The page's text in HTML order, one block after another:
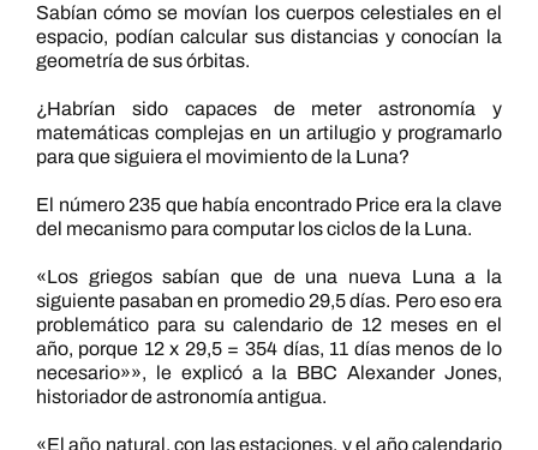
Sabían cómo se movían los cuerpos celestiales en el
espacio, podían calcular sus distancias y conocían la
geometría de sus órbitas.
¿Habrían sido capaces de meter astronomía y
matemáticas complejas en un artilugio y programarlo
para que siguiera el movimiento de la Luna?
El número 235 que había encontrado Price era la clave
del mecanismo para computar los ciclos de la Luna.
«Los griegos sabían que de una nueva Luna a la
siguiente pasaban en promedio 29,5 días. Pero eso era
problemático para su calendario de 12 meses en el
año, porque 12 x 29,5 = 354 días, 11 días menos de lo
necesario»», le explicó a la BBC Alexander Jones,
historiador de astronomía antigua.
«El año natural, con las estaciones, y el año calendario